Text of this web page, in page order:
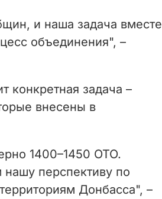
и наша задача вместе
объединения", –
конкретная задача –
внесены в
1400–1450 ОТО.
перспективу по
Донбасса", –